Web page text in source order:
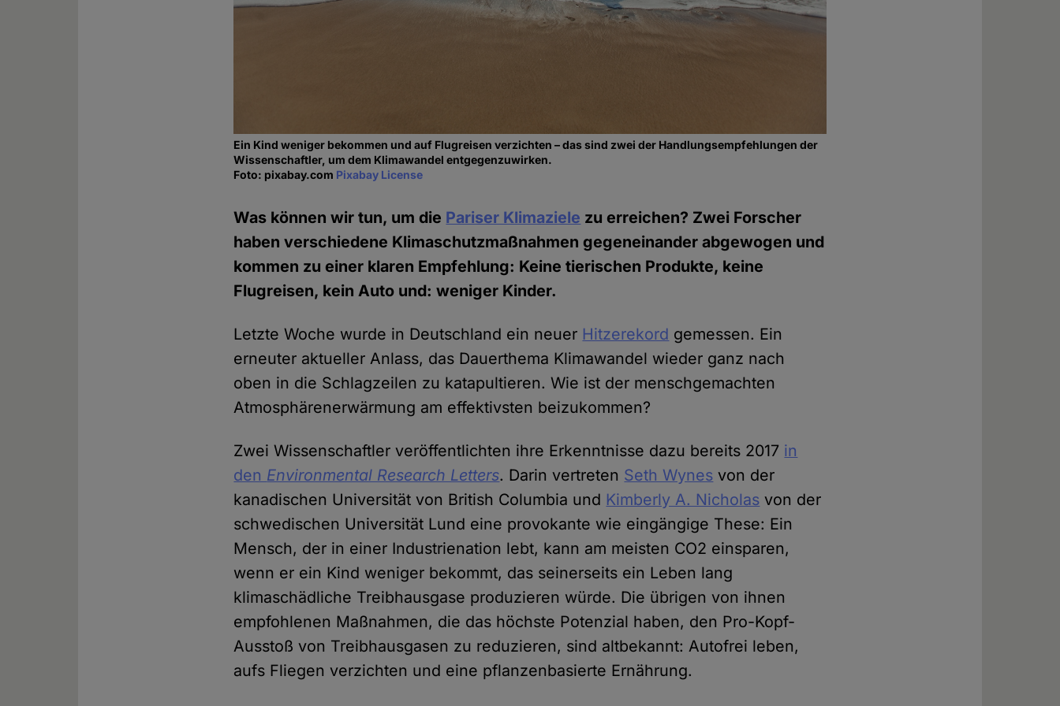
Ein Kind weniger bekommen und auf Flugreisen verzichten – das sind zwei der Handlungsempfehlungen der
Wissenschaftler, um dem Klimawandel entgegenzuwirken.
Foto: pixabay.com Pixabay License
Was können wir tun, um die Pariser Klimaziele zu erreichen? Zwei Forscher
haben verschiedene Klimaschutzmaßnahmen gegeneinander abgewogen und
kommen zu einer klaren Empfehlung: Keine tierischen Produkte, keine
Flugreisen, kein Auto und: weniger Kinder.
Letzte Woche wurde in Deutschland ein neuer Hitzerekord gemessen. Ein
erneuter aktueller Anlass, das Dauerthema Klimawandel wieder ganz nach
oben in die Schlagzeilen zu katapultieren. Wie ist der menschgemachten
Atmosphärenerwärmung am effektivsten beizukommen?
Zwei Wissenschaftler veröffentlichten ihre Erkenntnisse dazu bereits 2017 in
den Environmental Research Letters. Darin vertreten Seth Wynes von der
kanadischen Universität von British Columbia und Kimberly A. Nicholas von der
schwedischen Universität Lund eine provokante wie eingängige These: Ein
Mensch, der in einer Industrienation lebt, kann am meisten CO2 einsparen,
wenn er ein Kind weniger bekommt, das seinerseits ein Leben lang
klimaschädliche Treibhausgase produzieren würde. Die übrigen von ihnen
empfohlenen Maßnahmen, die das höchste Potenzial haben, den Pro-Kopf-
Ausstoß von Treibhausgasen zu reduzieren, sind altbekannt: Autofrei leben,
aufs Fliegen verzichten und eine pflanzenbasierte Ernährung.